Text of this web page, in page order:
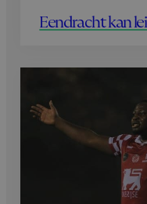
Eendracht kan